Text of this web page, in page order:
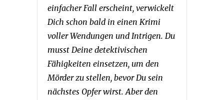
einfacher Fall erscheint, verwickelt
Dich schon bald in einen Krimi
voller Wendungen und Intrigen. Du
musst Deine detektivischen
Fähigkeiten einsetzen, um den
Mörder zu stellen, bevor Du sein
nächstes Opfer wirst. Aber den